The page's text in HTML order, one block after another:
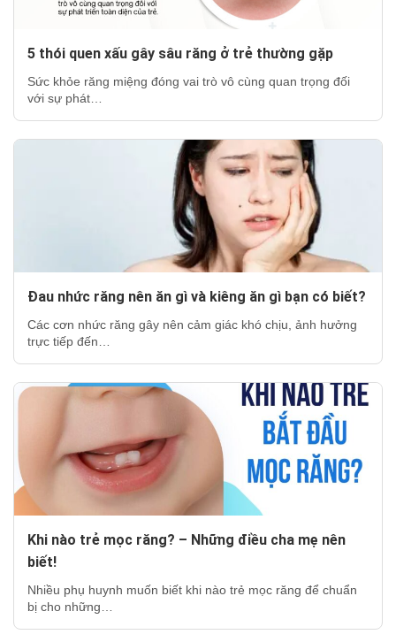
5 thói quen xấu gây sâu răng ở trẻ thường gặp
Sức khỏe răng miệng đóng vai trò vô cùng quan trọng đối
với sự phát…
Đau nhức răng nên ăn gì và kiêng ăn gì bạn có biết?
Các cơn nhức răng gây nên cảm giác khó chịu, ảnh hưởng
trực tiếp đến…
Khi nào trẻ mọc răng? – Những điều cha mẹ nên
biết!
Nhiều phụ huynh muốn biết khi nào trẻ mọc răng để chuẩn
bị cho những…